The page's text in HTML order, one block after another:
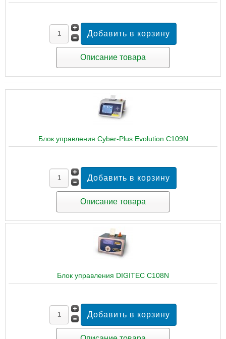
Описание товара
Блок управления Cyber-Plus Evolution C109N
Описание товара
Блок управления DIGITEC C108N